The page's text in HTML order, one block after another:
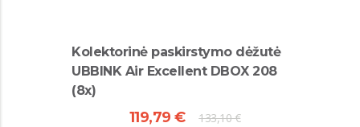
Kolektorinė paskirstymo dėžutė
UBBINK Air Excellent DBOX 208
(8x)
119,79 € 133,10 €